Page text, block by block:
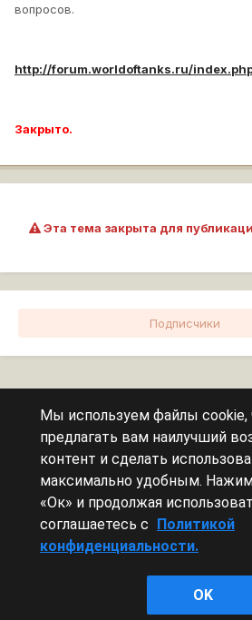
вопросов.
http://forum.worldoftanks.ru/
Закрыто.
Эта тема закрыта для
Подписчики
Сейчас на странице
Эту страницу никто не просматривает.
Леста Игры
Powered by Invision
Мы используем файлы cookie,
предлагать вам наилучший
контент и сделать
максимально удобным.
«Ок» и продолжая
соглашаетесь с Политикой
конфиденциальности.
OK